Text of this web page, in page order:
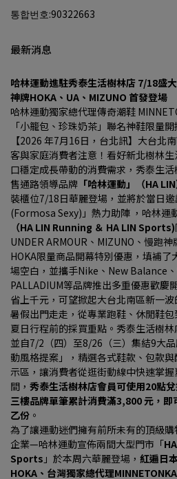
통합번호:90322663
最新消息
哈林運動進駐秀泰生活樹林店 7/18盛
神牌HOKA、UA、MIZUNO 首發登場
哈林運動獨家總代理傳奇潮鞋
「小籠包、珍珠奶茶」聯名神鞋限量
【2026 年7月16日，台北訊】大台北
客與家庭消費者注意！看好新北樹林
口穩定成長帶動的消費需求，秀泰生
售通路領導品牌 「哈林運動」（HA LIN
裝櫃位7/18日華麗登場，並將於當日
(Formosa Sexy)」熱力助陣 ，哈林運
（HA LIN Running ＆ HA LIN Sports)
UNDER ARMOUR、MIZUNO、慢跑
HOKA限量商品開幕特別優惠，填補
場空白，並攜手Nike、New Balance、
PALLADIUM等品牌推出多重優惠歡慶
省上千元，可望掀起大台北南區新一波
暑假出門走走，從專業跑鞋、休閒鞋
夏日行程前的採買重點。秀泰生活樹
並自7/2（四）至8/26（三）集結9大
動風格提案」，精選各式鞋款、包款
示區，讓消費者從逛街動線中快速掌
間， 秀泰生活樹林店會員可使用20點
三樓品牌單筆累計消費滿3,800 元，
乙份 。
為了讓運動迷們擁有前所未有的頂級
企業—哈林運動宣佈兩間大型門市「
Sports 」於本周六華麗登場， 紅遍日
HOKA、台灣獨家總代理